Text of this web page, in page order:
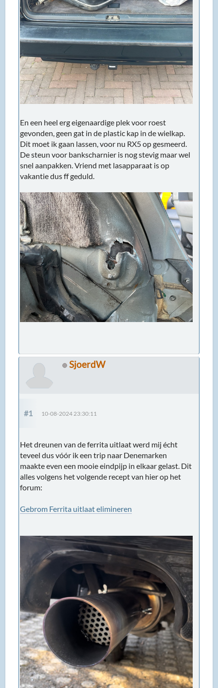
En een heel erg eigenaardige plek voor roest
gevonden, geen gat in de plastic kap in de wielkap.
Dit moet ik gaan lassen, voor nu RX5 op gesmeerd.
De steun voor bankscharnier is nog stevig maar wel
snel aanpakken. Vriend met lasapparaat is op
vakantie dus ff geduld.
SjoerdW
#1 10-08-2024 23:30:11
Het dreunen van de ferrita uitlaat werd mij écht
teveel dus vóór ik een trip naar Denemarken
maakte even een mooie eindpijp in elkaar gelast. Dit
alles volgens het volgende recept van hier op het
forum:
Gebrom Ferrita uitlaat elimineren